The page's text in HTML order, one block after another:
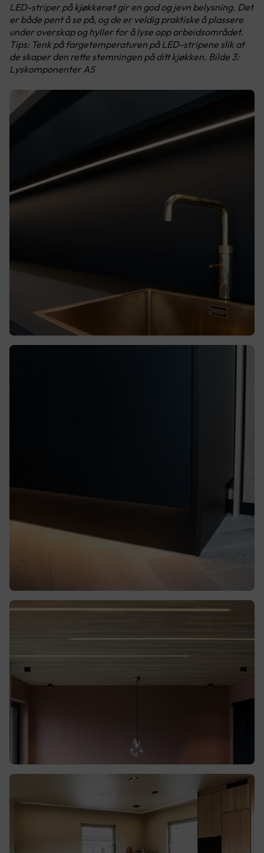
LED-striper på kjøkkenet gir en god og jevn belysning. Det
er både pent å se på, og de er veldig praktiske å plassere
under overskap og hyller for å lyse opp arbeidsområdet.
Tips: Tenk på fargetemperaturen på LED-stripene slik at
de skaper den rette stemningen på ditt kjøkken. Bilde 3:
Lyskomponenter AS